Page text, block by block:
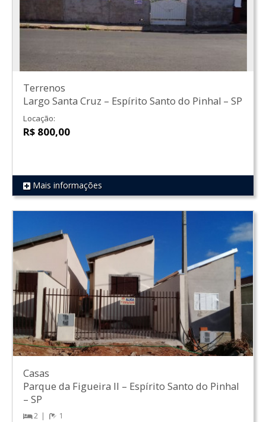
REF 538
Terrenos
Largo Santa Cruz – Espírito Santo do Pinhal – SP
Locação:
R$ 800,00
Mais informações
Casas
Parque da Figueira II – Espírito Santo do Pinhal
– SP
2 1